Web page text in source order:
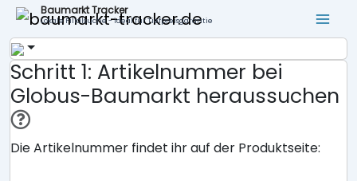
Baumarkt Tracker
Lokale Filialsuche - ideal für Tiefpreisgarantie
Schritt 1: Artikelnummer bei
Globus-Baumarkt heraussuchen
Die Artikelnummer findet ihr auf der Produktseite: